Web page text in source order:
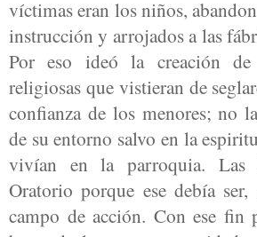
víctimas eran los niños,
instrucción y arrojados a las
Por eso ideó la creación
religiosas que vistieran de
confianza de los menores; no
de su entorno salvo en la
vivían en la parroquia.
Oratorio porque ese debía ser,
campo de acción. Con ese fin